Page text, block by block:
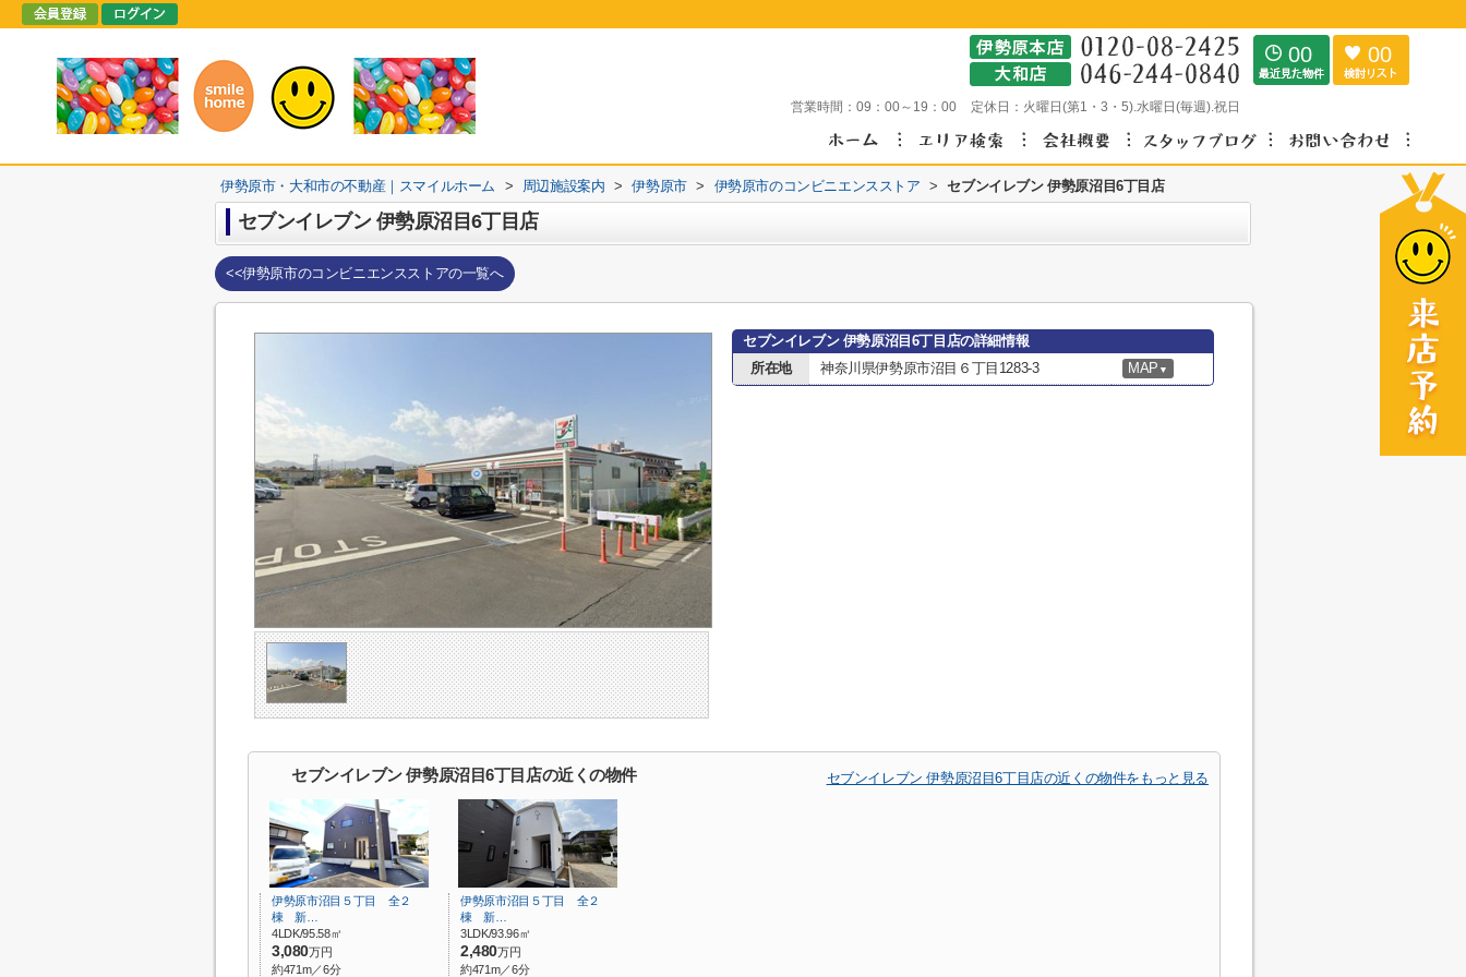
営業時間： 09：00～19：00 定休日： 火曜日(第1・3・5).水曜日(毎週).祝日
00 00
伊勢原市・大和市の不動産｜スマイルホーム > 周辺施設案内 > 伊勢原市 > 伊勢原市のコンビニエンスストア > セブンイレブン 伊勢原沼目6丁目店
セブンイレブン 伊勢原沼目6丁目店
<<伊勢原市のコンビニエンスストアの一覧へ
セブンイレブン 伊勢原沼目6丁目店の詳細情報
所在地
神奈川県伊勢原市沼目６丁目1283-3 MAP ▼
セブンイレブン 伊勢原沼目6丁目店の近くの物件 セブンイレブン 伊勢原沼目6丁目店の近くの物件をもっと見る
伊勢原市沼目５丁目 全２
棟 新…
4LDK/95.58㎡
3,080万円
約471m／6分
伊勢原市沼目５丁目 全２
棟 新…
3LDK/93.96㎡
2,480万円
約471m／6分